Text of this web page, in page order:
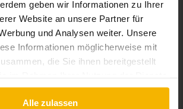
geben wir Informationen zu Ihrer
Website an unsere Partner für
und Analysen weiter. Unsere
Informationen möglicherweise mit
die Sie ihnen bereitgestellt
Alle zulassen
192 500 SEK
1 640 SEK/Monat